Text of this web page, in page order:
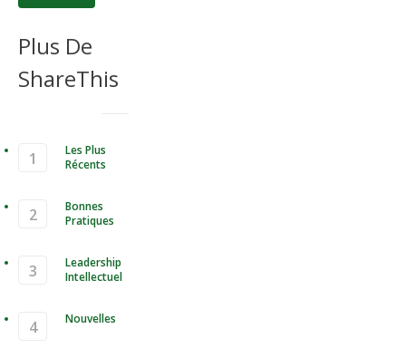
Plus De
ShareThis
Les Plus
Récents
Bonnes
Pratiques
Leadership
Intellectuel
Nouvelles